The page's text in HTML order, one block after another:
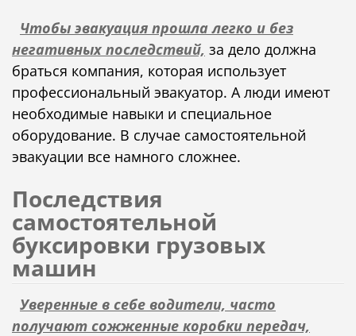
Чтобы эвакуация прошла легко и без
негативных последствий, за дело должна
браться компания, которая использует
профессиональный эвакуатор. А люди имеют
необходимые навыки и специальное
оборудование. В случае самостоятельной
эвакуации все намного сложнее.
Последствия
самостоятельной
буксировки грузовых
машин
Уверенные в себе водители, часто
получают сожженные коробки передач,